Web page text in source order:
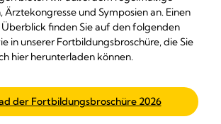
Ärztekongresse und Symposien an. Einen
finden Sie auf den folgenden
in unserer Fortbildungsbroschüre, die Sie
hier herunterladen können.
der Fortbildungsbroschüre 2026